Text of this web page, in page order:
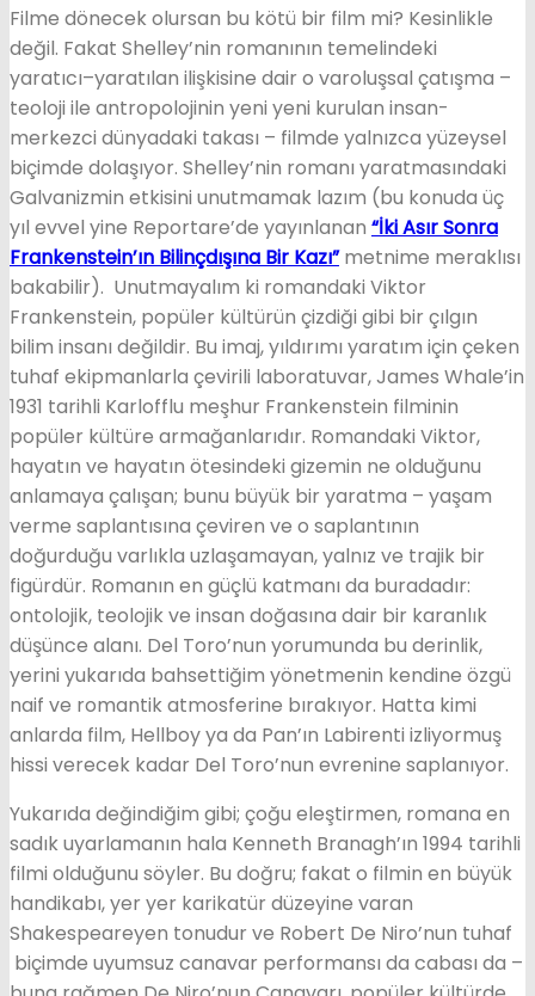
Filme dönecek olursan bu kötü bir film mi? Kesinlikle
değil. Fakat Shelley’nin romanının temelindeki
yaratıcı–yaratılan ilişkisine dair o varoluşsal çatışma –
teoloji ile antropolojinin yeni yeni kurulan insan-
merkezci dünyadaki takası – filmde yalnızca yüzeysel
biçimde dolaşıyor. Shelley’nin romanı yaratmasındaki
Galvanizmin etkisini unutmamak lazım (bu konuda üç
yıl evvel yine Reportare’de yayınlanan “İki Asır Sonra
Frankenstein’ın Bilinçdışına Bir Kazı”metnime meraklısı
bakabilir). Unutmayalım ki romandaki Viktor
Frankenstein, popüler kültürün çizdiği gibi bir çılgın
bilim insanı değildir. Bu imaj, yıldırımı yaratım için çeken
tuhaf ekipmanlarla çevirili laboratuvar, James Whale’in
1931 tarihli Karlofflu meşhur Frankenstein filminin
popüler kültüre armağanlarıdır. Romandaki Viktor,
hayatın ve hayatın ötesindeki gizemin ne olduğunu
anlamaya çalışan; bunu büyük bir yaratma – yaşam
verme saplantısına çeviren ve o saplantının
doğurduğu varlıkla uzlaşamayan, yalnız ve trajik bir
figürdür. Romanın en güçlü katmanı da buradadır:
ontolojik, teolojik ve insan doğasına dair bir karanlık
düşünce alanı. Del Toro’nun yorumunda bu derinlik,
yerini yukarıda bahsettiğim yönetmenin kendine özgü
naif ve romantik atmosferine bırakıyor. Hatta kimi
anlarda film, Hellboy ya da Pan’ın Labirenti izliyormuş
hissi verecek kadar Del Toro’nun evrenine saplanıyor.
Yukarıda değindiğim gibi; çoğu eleştirmen, romana en
sadık uyarlamanın hala Kenneth Branagh’ın 1994 tarihli
filmi olduğunu söyler. Bu doğru; fakat o filmin en büyük
handikabı, yer yer karikatür düzeyine varan
Shakespeareyen tonudur ve Robert De Niro’nun tuhaf
biçimde uyumsuz canavar performansı da cabası da –